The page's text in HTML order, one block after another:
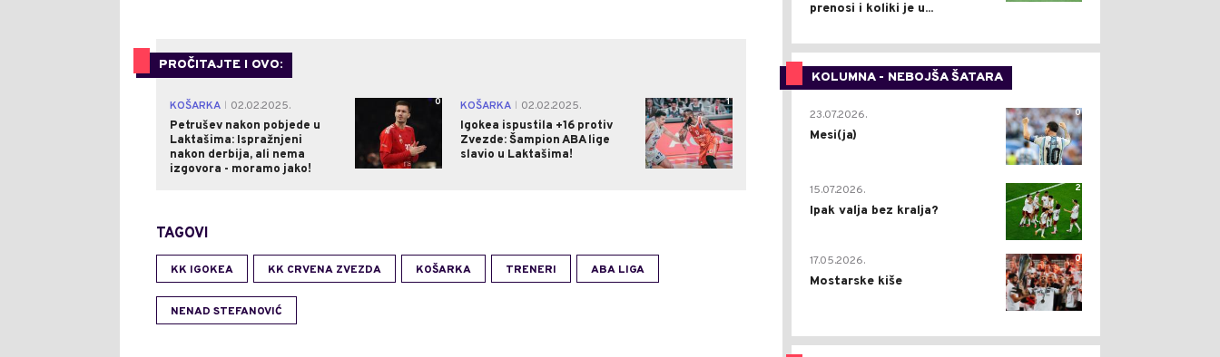
PROČITAJTE I OVO:
KOŠARKA
02.02.2025.
Petrušev nakon pobjede u
Laktašima: Ispražnjeni
nakon derbija, ali nema
izgovora - moramo jako!
0 KOŠARKA
02.02.2025.
Igokea ispustila +16 protiv
Zvezde: Šampion ABA lige
slavio u Laktašima!
1
TAGOVI
KK IGOKEA KK CRVENA ZVEZDA KOŠARKA TRENERI ABA LIGA
NENAD STEFANOVIĆ
prenosi i koliki je u...
KOLUMNA - NEBOJŠA ŠATARA
0
23.07.2026.
Mesi(ja)
2
15.07.2026.
Ipak valja bez kralja?
0
17.05.2026.
Mostarske kiše